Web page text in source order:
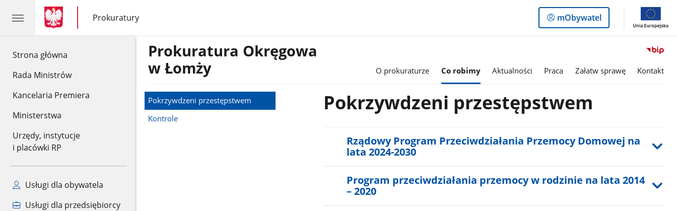
Strona główna
Rada Ministrów
Kancelaria Premiera
Ministerstwa
Urzędy, instytucje
i placówki RP
Usługi dla obywatela
Usługi dla przedsiębiorcy
gov.pl
gov.pl
Prokuratury
gov.pl
Prokuratury
Logowanie
do
mObywatel
Prokuratura Okręgowa
w Łomży
O prokuraturze Co robimy Aktualności Praca Załatw sprawę Kontakt
Pokrzywdzeni przestępstwem
Kontrole
Pokrzywdzeni przestępstwem
Rządowy Program Przeciwdziałania Przemocy Domowej na
lata 2024-2030
Program przeciwdziałania przemocy w rodzinie na lata 2014
– 2020